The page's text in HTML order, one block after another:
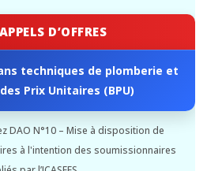
D’OFFRES
techniques de plomberie et
Prix Unitaires (BPU)
DAO N°10 – Mise à disposition de
à l'intention des soumissionnaires